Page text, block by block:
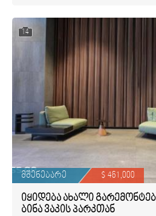
14
მშენებარე $ 461,000
იყიდება ახალი
ბინა ვაკის პარკთან